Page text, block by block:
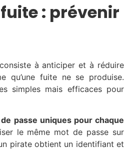
: prévenir
à anticiper et à réduire
qu’une fuite ne se produise.
simples mais efficaces pour
passe uniques pour chaque
le même mot de passe sur
pirate obtient un identifiant et